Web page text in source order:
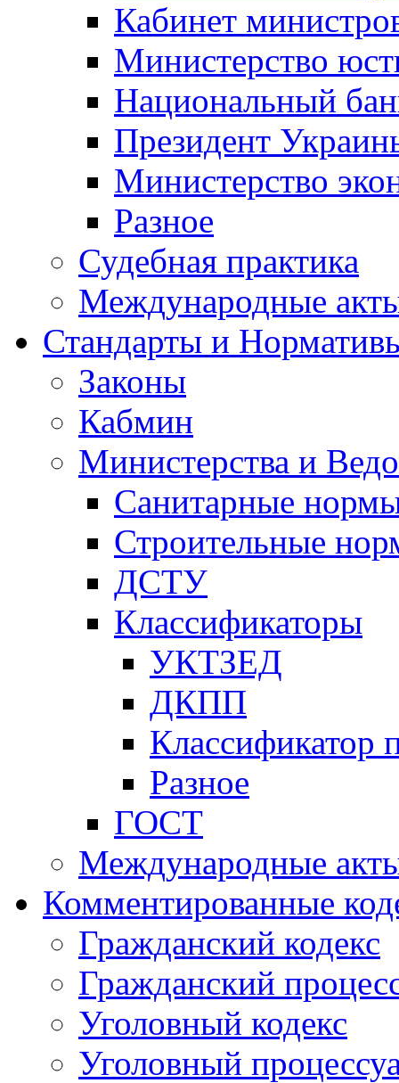
Кабинет
Министерство
Национальный
Президент
Министерство
Разное
Судебная практика
Международные
Стандарты и
Законы
Кабмин
Министерства и
Санитарные
Строительные
ДСТУ
Классификаторы
УКТЗЕД
ДКПП
Классификатор
Разное
ГОСТ
Международные
Комментированные
Гражданский кодекс
Гражданский
Уголовный кодекс
Уголовный